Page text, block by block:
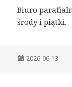
Biuro
środy i piątki.
Posted
2026-06-13